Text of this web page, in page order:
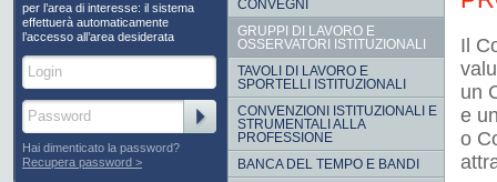
CONVEGNI
GRUPPI DI LAVORO E
OSSERVATORI ISTITUZIONALI
TAVOLI DI LAVORO E
SPORTELLI ISTITUZIONALI
CONVENZIONI ISTITUZIONALI E
STRUMENTALI ALLA
PROFESSIONE
BANCA DEL TEMPO E BANDI
per l’area di interesse: il sistema
effettuerà automaticamente
l’accesso all’area desiderata
Hai dimenticato la password?
Recupera password
Il
un
e
o